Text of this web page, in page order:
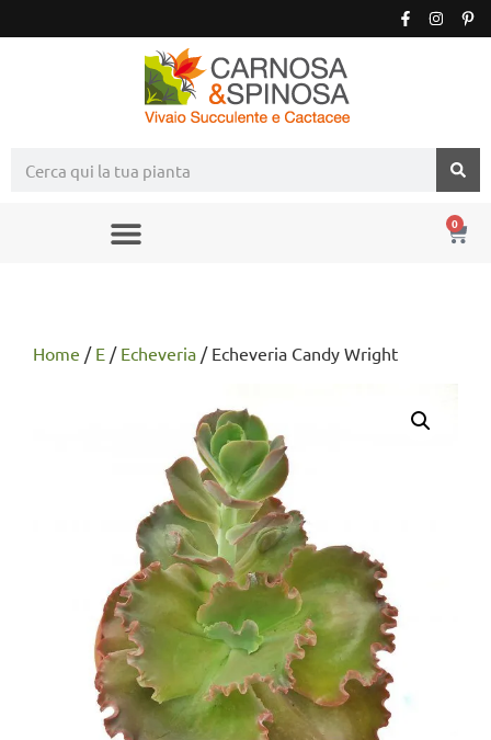
0
Home / E / Echeveria / Echeveria Candy Wright